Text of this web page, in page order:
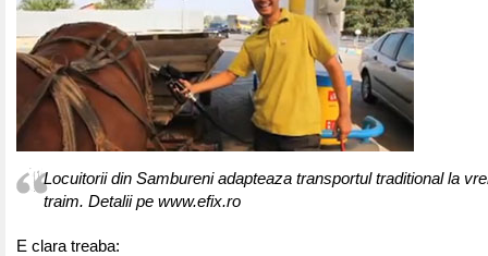
Locuitorii din Sambureni adapteaza transportul traditional la
traim. Detalii pe www.efix.ro
E clara treaba: